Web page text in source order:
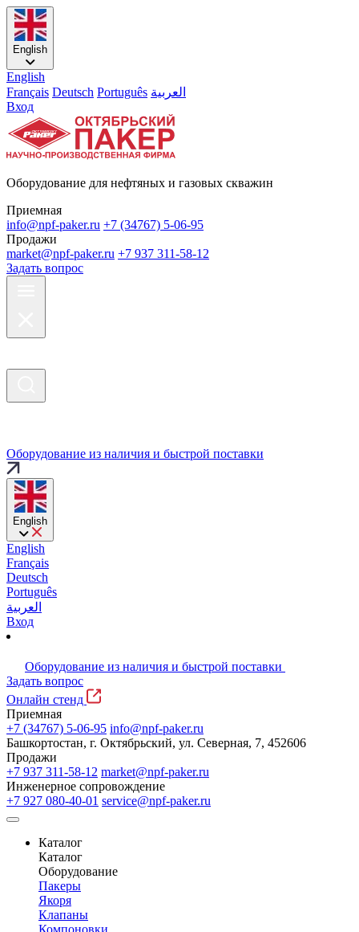
English
English
Français Deutsch Português العربية
Вход
Оборудование для нефтяных и газовых скважин
Приемная
info@npf-paker.ru +7 (34767) 5-06-95
Продажи
market@npf-paker.ru +7 937 311-58-12
Задать вопрос
Оборудование из наличия и быстрой поставки
English
English
Français
Deutsch
Português
العربية
Вход
Оборудование из наличия и быстрой поставки
Задать вопрос
Онлайн стенд
Приемная
+7 (34767) 5-06-95 info@npf-paker.ru
Башкортостан, г. Октябрьский, ул. Северная, 7, 452606
Продажи
+7 937 311-58-12 market@npf-paker.ru
Инженерное сопровождение
+7 927 080-40-01 service@npf-paker.ru
Каталог
Каталог
Оборудование
Пакеры
Якоря
Клапаны
Компоновки